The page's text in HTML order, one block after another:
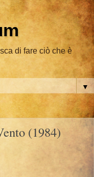
di fare ciò che è
▼
(1984)